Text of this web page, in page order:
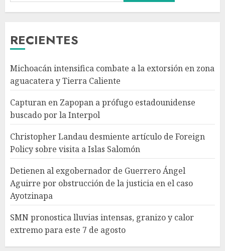
RECIENTES
Michoacán intensifica combate a la extorsión en zona
aguacatera y Tierra Caliente
Capturan en Zapopan a prófugo estadounidense
buscado por la Interpol
Christopher Landau desmiente artículo de Foreign
Policy sobre visita a Islas Salomón
Detienen al exgobernador de Guerrero Ángel
Aguirre por obstrucción de la justicia en el caso
Ayotzinapa
SMN pronostica lluvias intensas, granizo y calor
extremo para este 7 de agosto
3
4
Detienen al exgobernador de
Guerrero Ángel Aguirre por
caso Ayotzinapa
AGOSTO 7, 2026
5
SMN pronostica lluvias
intensas, granizo y calor
extremo para este 7 de agosto
AGOSTO 7, 2026
Michoacán intensifica